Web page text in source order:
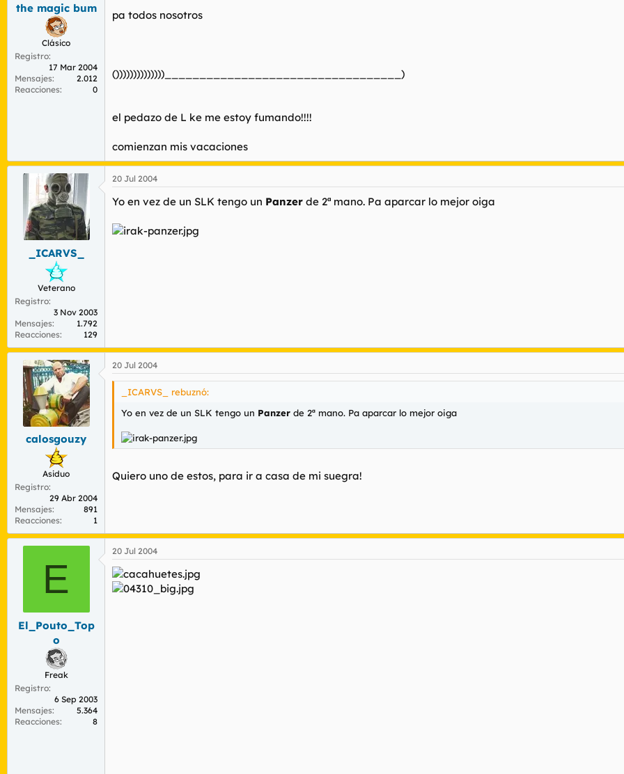
the magic bum
Clásico
Registro
17 Mar 2004
Mensajes
2.012
Reacciones
0
pa todos nosotros
())))))))))))))__________________________________)
el pedazo de L ke me estoy fumando!!!!
comienzan mis vacaciones
_ICARVS_
Veterano
Registro
3 Nov 2003
Mensajes
1.792
Reacciones
129
20 Jul 2004
Yo en vez de un SLK tengo un Panzer de 2ª mano. Pa aparcar lo mejor oiga
calosgouzy
Asiduo
Registro
29 Abr 2004
Mensajes
891
Reacciones
1
20 Jul 2004
_ICARVS_ rebuznó:
Yo en vez de un SLK tengo un Panzer de 2ª mano. Pa aparcar lo mejor oiga
Quiero uno de estos, para ir a casa de mi suegra!
E
El_Pouto_Top
o
Freak
Registro
6 Sep 2003
Mensajes
5.364
Reacciones
8
20 Jul 2004